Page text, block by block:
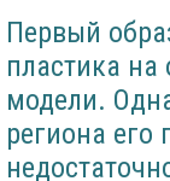
Первый
пластика
модели.
региона его